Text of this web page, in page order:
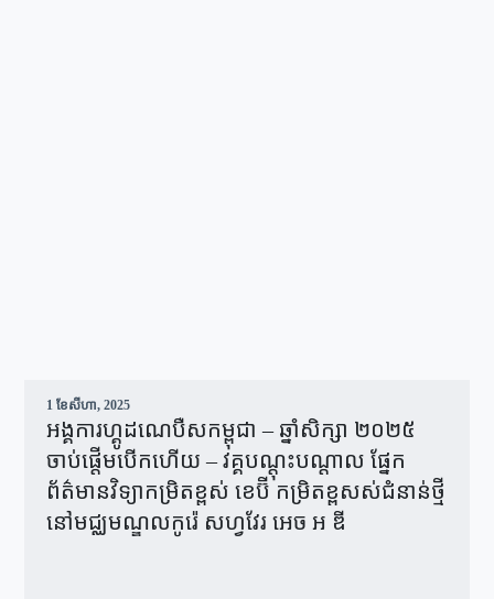
1 ខែ​សីហា, 2025
អង្គការហ្គូដណេបឺសកម្ពុជា – ឆ្នាំសិក្សា ២០២៥
ចាប់ផ្តើមបើកហើយ – វគ្គបណ្ដុះបណ្ដាល ផ្នែក
ព័ត៌មានវិទ្យាកម្រិតខ្ពស់ ខេប៊ី កម្រិតខ្ពសស់ជំនាន់ថ្មី
នៅមជ្ឈមណ្ឌលកូរ៉េ សហ្វវែរ អេច អ ឌី